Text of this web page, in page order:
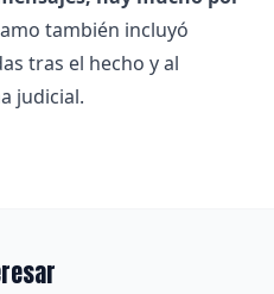
también incluyó
tras el hecho y al
judicial.